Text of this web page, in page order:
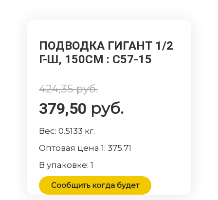
ПОДВОДКА ГИГАНТ 1/2
Г-Ш, 150СМ : C57-15
424,35руб.
379,50 руб.
Вес:0.5133 кг.
Оптовая цена 1:375.71
В упаковке:1
Сообщить когда будет